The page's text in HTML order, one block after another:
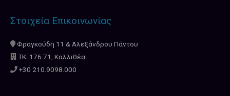
Στοιχεία Επικοινωνίας
Φραγκούδη 11 & Αλεξάνδρου Πάντου
ΤΚ: 176 71, Καλλιθέα
+30 210.9098.000